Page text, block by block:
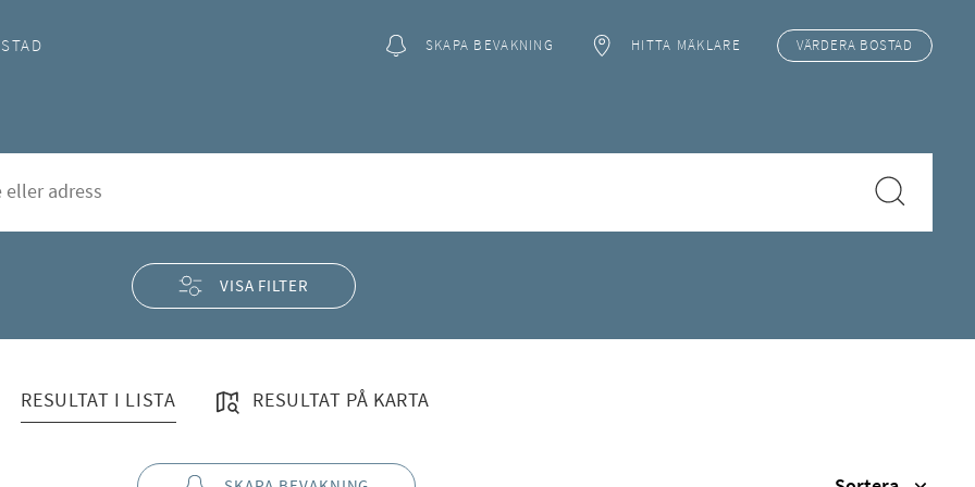
SKAPA BEVAKNING HITTA MÄKLARE VÄRDERA BOSTAD
VISA FILTER
RESULTAT I LISTA RESULTAT PÅ KARTA